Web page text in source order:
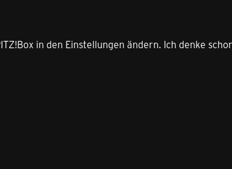
in den Einstellungen ändern. Ich denke